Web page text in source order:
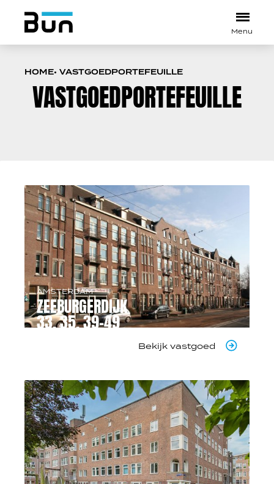
HOME VASTGOEDPORTEFEUILLE
VASTGOEDPORTEFEUILLE
AMSTERDAM
ZEEBURGERDIJK
33, 35, 39-49
Bekijk vastgoed